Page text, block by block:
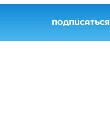
ПОДПИСАТЬСЯ